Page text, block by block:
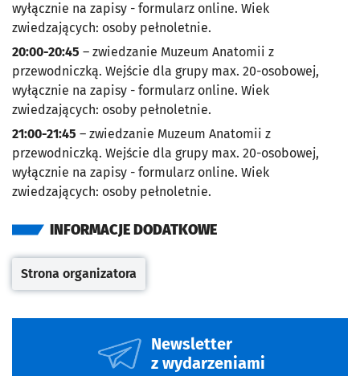
wyłącznie na zapisy - formularz online. Wiek
zwiedzających: osoby pełnoletnie.
20:00-20:45 – zwiedzanie Muzeum Anatomii z
przewodniczką. Wejście dla grupy max. 20-osobowej,
wyłącznie na zapisy - formularz online. Wiek
zwiedzających: osoby pełnoletnie.
21:00-21:45 – zwiedzanie Muzeum Anatomii z
przewodniczką. Wejście dla grupy max. 20-osobowej,
wyłącznie na zapisy - formularz online. Wiek
zwiedzających: osoby pełnoletnie.
INFORMACJE DODATKOWE
Otwiera się w nowej karcie
Strona organizatora
Newsletter
z wydarzeniami